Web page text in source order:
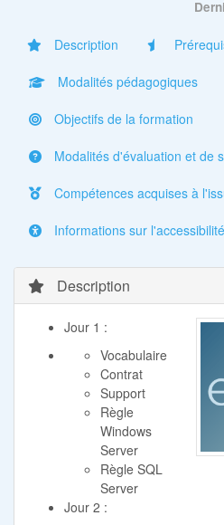
Description
Modalités pédagogiques
Objectifs de la formation
Modalités d'évaluation et de
Compétences acquises à
Informations sur l'accessibilité
Description
Jour 1 :
Vocabulaire
Contrat
Support
Règle
Windows
Server
Règle SQL
Server
Jour 2 :